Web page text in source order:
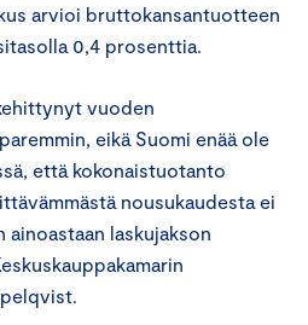
arvioi bruttokansantuotteen
0,4 prosenttia.
vuoden
eikä Suomi enää ole
että kokonaistuotanto
nousukaudesta ei
ainoastaan laskujakson